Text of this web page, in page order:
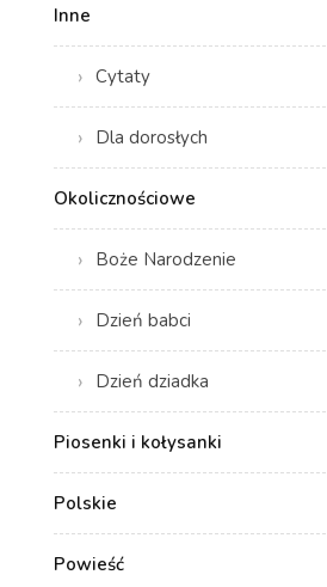
Inne
Cytaty
Dla dorosłych
Okolicznościowe
Boże Narodzenie
Dzień babci
Dzień dziadka
Piosenki i kołysanki
Polskie
Powieść